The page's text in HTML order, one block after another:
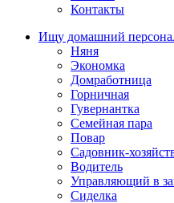
Контакты
Ищу домашний
Няня
Экономка
Домработница
Горничная
Гувернантка
Семейная пара
Повар
Садовник-
Водитель
Управляющий в
Сиделка